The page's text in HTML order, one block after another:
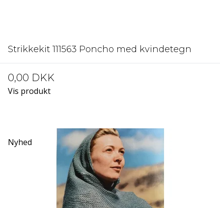
Strikkekit 111563 Poncho med kvindetegn
0,00 DKK
Vis produkt
Nyhed